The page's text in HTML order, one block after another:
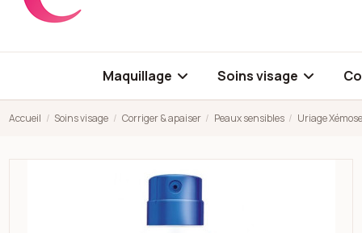
Maquillage Soins visage
Accueil Soins visage Corriger & apaiser Peaux sensibles Uriage